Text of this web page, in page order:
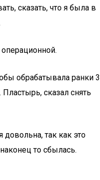
сказать, что я была в
обрабатывала ранки 3
сказал снять
так как это
то сбылась.